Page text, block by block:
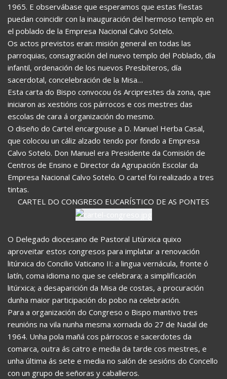
1965. E observábase que esperamos que estas fiestas
puedan coincidir con la inauguración del hermoso templo en
el poblado de la Empresa Nacional Calvo Sotelo.
Os actos previstos eran: misión general en todas las
parroquias, consagración del nuevo templo del Poblado, día
infantil, ordenación de los nuevos Presbíteros, día
sacerdotal, concelebración de la Misa…
Esta carta do Bispo convocou ós Arciprestes da zona, que
iniciaron as xestións cos párrocos e cos mestres das
escolas de cara á organización do mesmo.
O diseño do Cartel encargouse a D. Manuel Herba Casal,
que colocou un cáliz alzado tendo por fondo a Empresa
Calvo Sotelo. Don Manuel era Presidente da Comisión de
Centros de Ensino e Director da Agrupación Escolar da
Empresa Nacional Calvo Sotelo. O cartel foi realizado a tres
tintas.
CARTEL DO CONGRESO EUCARÍSTICO DE AS PONTES
O Delegado diocesano de Pastoral Litúrxica quixo
aproveitar estos congresos para implatar a renovación
litúrxica do Concilio Vaticano II: a lingua vernácula, fronte ó
latín, coma idioma no que se celebrara; a simplificación
litúrxica; a desaparición da Misa de costas, a procuración
dunha maior participación do pobo na celebración.
Para a organización do Congreso o Bispo mantivo tres
reunións na vila nunha mesma xornada do 27 de Nadal de
1964. Unha pola mañá cos párrocos e sacerdotes da
comarca, outra ás catro e media da tarde cos mestres, e
unha última ás sete e media no salón de sesións do Concello
con un grupo de señoras y caballeros.